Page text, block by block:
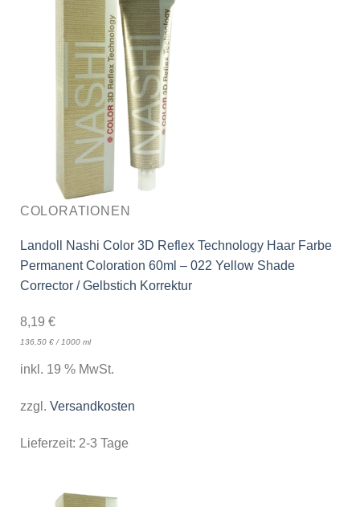
COLORATIONEN
Landoll Nashi Color 3D Reflex Technology Haar Farbe
Permanent Coloration 60ml – 022 Yellow Shade
Corrector / Gelbstich Korrektur
8,19 €
136,50 €/1000 ml
inkl. 19 % MwSt.
zzgl. Versandkosten
Lieferzeit: 2-3 Tage